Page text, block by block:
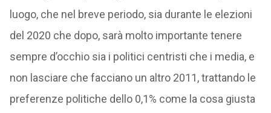
luogo, che nel breve periodo, sia durante le elezioni
del 2020 che dopo, sarà molto importante tenere
sempre d’occhio sia i politici centristi che i media, e
non lasciare che facciano un altro 2011, trattando le
preferenze politiche dello 0,1% come la cosa giusta